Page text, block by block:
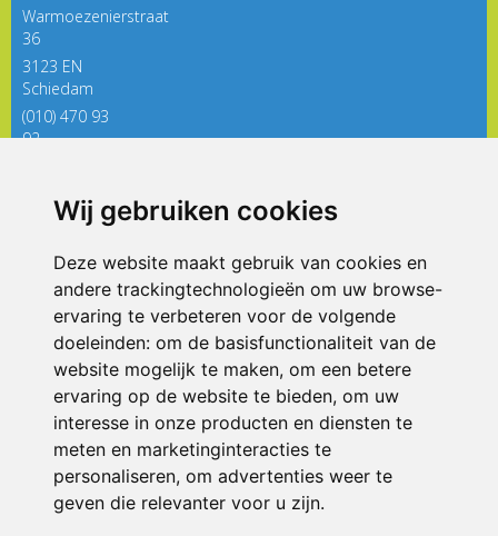
Wij gebruiken cookies
Deze website maakt gebruik van cookies en
andere trackingtechnologieën om uw browse-
ervaring te verbeteren voor de volgende
doeleinden: om de basisfunctionaliteit van de
website mogelijk te maken, om een betere
ervaring op de website te bieden, om uw
interesse in onze producten en diensten te
meten en marketinginteracties te
personaliseren, om advertenties weer te
geven die relevanter voor u zijn.
Warmoezenierstraat
36
3123 EN
Schiedam
(010) 470 93
92
ONDERDEEL VAN
© 2026 De Regenboog | Alle rechten voorbehouden
Privacy policy|Disclaimer| Klachtenregeling|RSIN en Anbi
voorkeuren